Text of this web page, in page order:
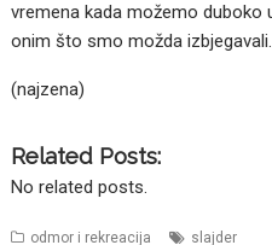
vremena kada možemo
onim što smo možda izbjegavali.
(najzena)
Related Posts:
No related posts.
odmor i rekreacija slajder